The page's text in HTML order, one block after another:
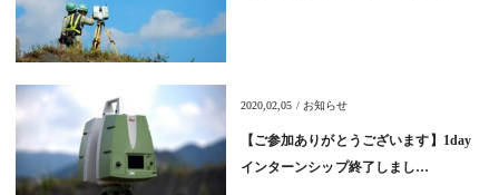
2020,02,05 / お知らせ
【ご参加ありがとうございます】1day
インターンシップ終了しまし…